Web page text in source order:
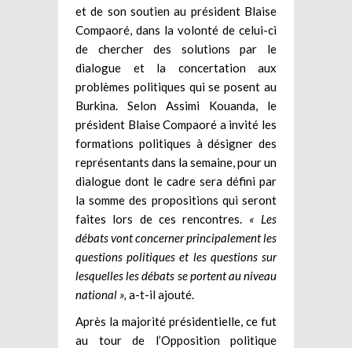
et de son soutien au président Blaise
Compaoré, dans la volonté de celui-ci
de chercher des solutions par le
dialogue et la concertation aux
problèmes politiques qui se posent au
Burkina. Selon Assimi Kouanda, le
président Blaise Compaoré a invité les
formations politiques à désigner des
représentants dans la semaine, pour un
dialogue dont le cadre sera défini par
la somme des propositions qui seront
faites lors de ces rencontres. « Les
débats vont concerner principalement les
questions politiques et les questions sur
lesquelles les débats se portent au niveau
national », a-t-il ajouté.
Après la majorité présidentielle, ce fut
au tour de l’Opposition politique